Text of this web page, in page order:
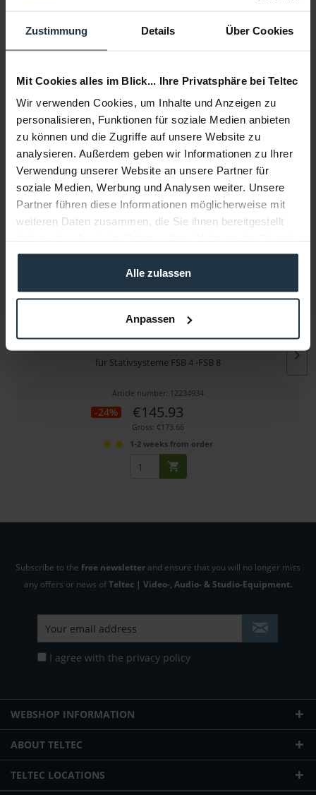
Zustimmung Details Über Cookies
Mit Cookies alles im Blick... Ihre Privatsphäre bei Teltec
Wir verwenden Cookies, um Inhalte und Anzeigen zu
personalisieren, Funktionen für soziale Medien anbieten
zu können und die Zugriffe auf unsere Website zu
analysieren. Außerdem geben wir Informationen zu Ihrer
Verwendung unserer Website an unsere Partner für
soziale Medien, Werbung und Analysen weiter. Unsere
Partner führen diese Informationen möglicherweise mit
weiteren Daten zusammen, die Sie ihnen bereitgestellt
gesammelt haben.
Alle zulassen
Anpassen
Media
Manufacturer & Product Safety Information
Folgende Infos zum Hersteller sind verfübar......more
More articles from +++ Sachtler +++ look at
für Stativsysteme FSB 4 -FSB 8
Article number: 12234934
-24% €145.93
Gross: €173.66
1-2 weeks from order
Subscribe to the free newsletter and ensure that you will no longer miss
any offers or news ofTeltec | Video-, Audio- & Studio-Equipment.
I agree with the privacy policy
WEBSHOP INFORMATION
ABOUT TELTEC
TELTEC LOCATIONS